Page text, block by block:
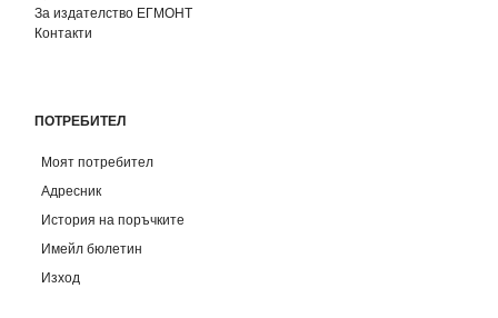
За издателство ЕГМОНТ
Контакти
ПОТРЕБИТЕЛ
Моят потребител
Адресник
История на поръчките
Имейл бюлетин
Изход